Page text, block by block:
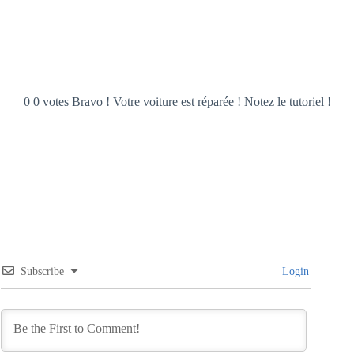
0 0 votes Bravo ! Votre voiture est réparée ! Notez le tutoriel !
Subscribe Login